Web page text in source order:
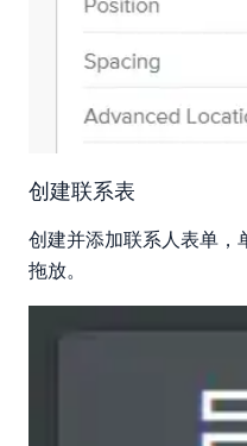
创建联系表
创建并添加联系人表单，
拖放。